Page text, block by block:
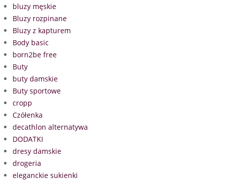
bluzy męskie
Bluzy rozpinane
Bluzy z kapturem
Body basic
born2be free
Buty
buty damskie
Buty sportowe
cropp
Czółenka
decathlon alternatywa
DODATKI
dresy damskie
drogeria
eleganckie sukienki